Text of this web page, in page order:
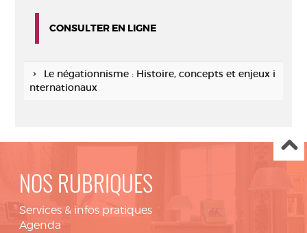
CONSULTER EN LIGNE
Le négationnisme : Histoire, concepts et enjeux i
nternationaux
NOS RUBRIQUES
Services & infos pratiques
Agenda